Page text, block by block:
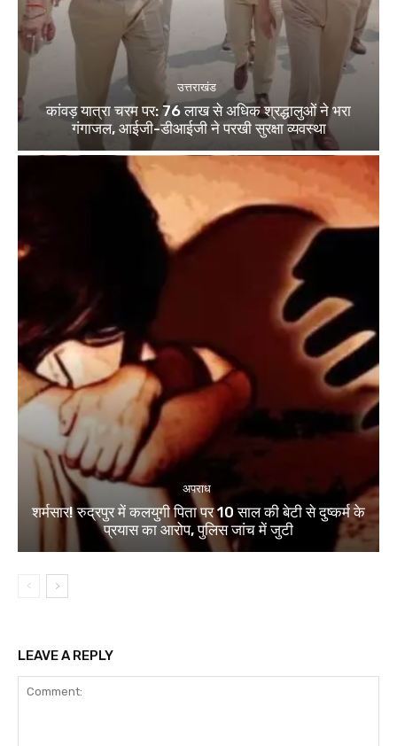
उत्तराखंड
कांवड़ यात्रा चरम पर: 76 लाख से अधिक श्रद्धालुओं ने भरा
गंगाजल, आईजी-डीआईजी ने परखी सुरक्षा व्यवस्था
अपराध
शर्मसार! रुद्रपुर में कलयुगी पिता पर 10 साल की बेटी से दुष्कर्म के
प्रयास का आरोप, पुलिस जांच में जुटी
LEAVE A REPLY